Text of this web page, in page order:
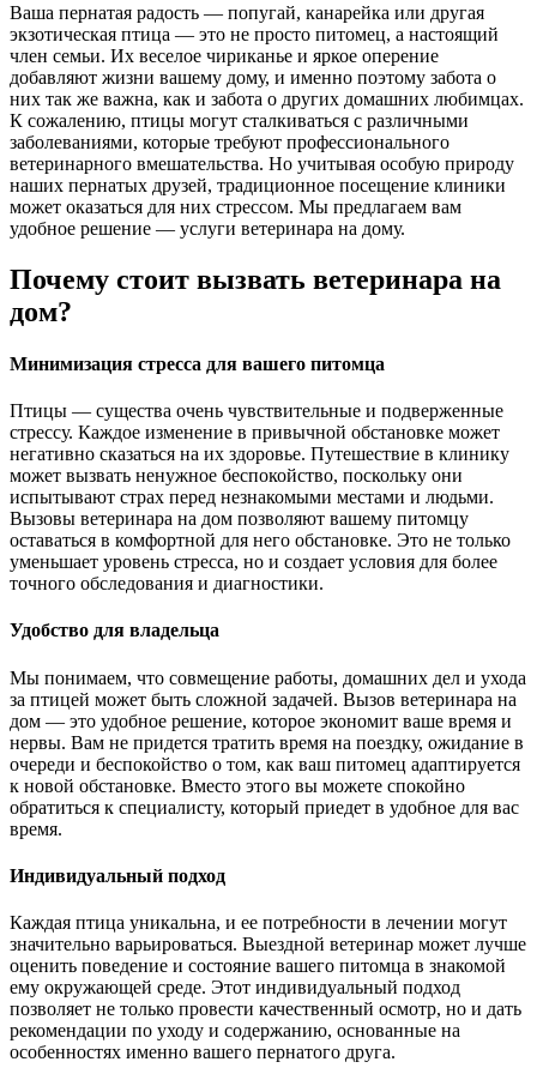
Ваша пернатая радость — попугай, канарейка или другая
экзотическая птица — это не просто питомец, а настоящий
член семьи. Их веселое чириканье и яркое оперение
добавляют жизни вашему дому, и именно поэтому забота о
них так же важна, как и забота о других домашних любимцах.
К сожалению, птицы могут сталкиваться с различными
заболеваниями, которые требуют профессионального
ветеринарного вмешательства. Но учитывая особую природу
наших пернатых друзей, традиционное посещение клиники
может оказаться для них стрессом. Мы предлагаем вам
удобное решение — услуги ветеринара на дому.
Почему стоит вызвать ветеринара на
дом?
Минимизация стресса для вашего питомца
Птицы — существа очень чувствительные и подверженные
стрессу. Каждое изменение в привычной обстановке может
негативно сказаться на их здоровье. Путешествие в клинику
может вызвать ненужное беспокойство, поскольку они
испытывают страх перед незнакомыми местами и людьми.
Вызовы ветеринара на дом позволяют вашему питомцу
оставаться в комфортной для него обстановке. Это не только
уменьшает уровень стресса, но и создает условия для более
точного обследования и диагностики.
Удобство для владельца
Мы понимаем, что совмещение работы, домашних дел и ухода
за птицей может быть сложной задачей. Вызов ветеринара на
дом — это удобное решение, которое экономит ваше время и
нервы. Вам не придется тратить время на поездку, ожидание в
очереди и беспокойство о том, как ваш питомец адаптируется
к новой обстановке. Вместо этого вы можете спокойно
обратиться к специалисту, который приедет в удобное для вас
время.
Индивидуальный подход
Каждая птица уникальна, и ее потребности в лечении могут
значительно варьироваться. Выездной ветеринар может лучше
оценить поведение и состояние вашего питомца в знакомой
ему окружающей среде. Этот индивидуальный подход
позволяет не только провести качественный осмотр, но и дать
рекомендации по уходу и содержанию, основанные на
особенностях именно вашего пернатого друга.